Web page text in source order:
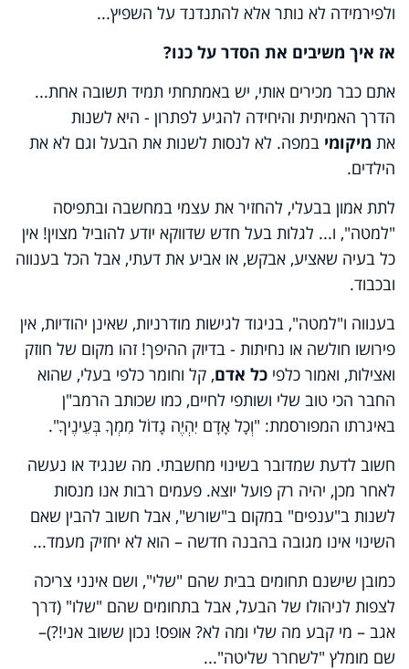
ולפירמידה לא נותר אלא להתנדנד על השפיץ...
אז איך משיבים את הסדר על כנו?
אתם כבר מכירים אותי, יש באמתחתי תמיד תשובה אחת...
הדרך האמיתית והיחידה להגיע לפתרון - היא לשנות
את מיקומי במפה. לא לנסות לשנות את הבעל וגם לא את
הילדים.
לתת אמון בבעלי, להחזיר את עצמי במחשבה ובתפיסה
"למטה", ו... לגלות בעל חדש שדווקא יודע להוביל מצוין! אין
כל בעיה שאציע, אבקש, או אביע את דעתי, אבל הכל בענווה
ובכבוד.
בענווה ו"למטה", בניגוד לגישות מודרניות, שאינן יהודיות, אין
פירושו חולשה או נחיתות - בדיוק ההיפך! זהו מקום של חוזק
ואצילות, ואמור כלפי כל אדם, קל וחומר כלפי בעלי, שהוא
החבר הכי טוב שלי ושותפי לחיים, כמו שכותב הרמב"ן
באיגרתו המפורסמת: "וְכָל אָדָם יִהְיֶה גָדוֹל מִמְךָ בְּעֵינֶיךָ".
חשוב לדעת שמדובר בשינוי מחשבתי. מה שנגיד או נעשה
לאחר מכן, יהיה רק פועל יוצא. פעמים רבות אנו מנסות
לשנות ב"ענפים" במקום ב"שורש", אבל חשוב להבין שאם
השינוי אינו מגובה בהבנה חדשה – הוא לא יחזיק מעמד...
כמובן שישנם תחומים בבית שהם "שלי", ושם אינני צריכה
לצפות לניהולו של הבעל, אבל בתחומים שהם "שלו" (דרך
אגב – מי קבע מה שלי ומה לא? אופס! נכון ששוב אני!?)–
שם מומלץ "לשחרר שליטה"...